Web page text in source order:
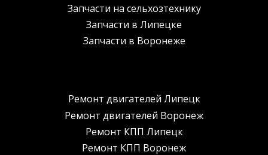
Запчасти на сельхозтехнику
Запчасти в Липецке
Запчасти в Воронеже
Ремонт двигателей Липецк
Ремонт двигателей Воронеж
Ремонт КПП Липецк
Ремонт КПП Воронеж